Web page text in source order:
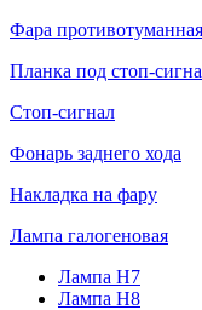
Фара противотуманная
Планка под стоп-
Стоп-сигнал
Фонарь заднего хода
Накладка на фару
Лампа галогеновая
Лампа H7
Лампа H8